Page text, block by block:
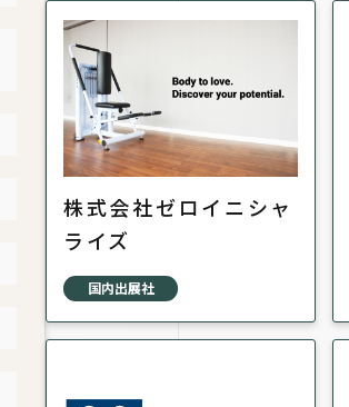
株式会社ゼロイニシャ
ライズ
国内出展社